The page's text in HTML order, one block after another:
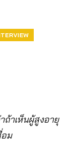
าเห็นผู้สูงอายุ
ม